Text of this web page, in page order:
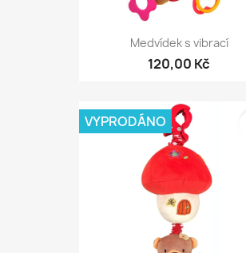
Medvídek s vibrací
120,00 Kč
VYPRODÁNO